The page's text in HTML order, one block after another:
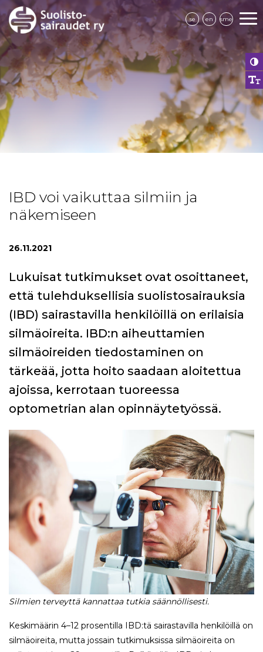
se en sme
IBD voi vaikuttaa silmiin ja
näkemiseen
26.11.2021
Lukuisat tutkimukset ovat osoittaneet,
että tulehduksellisia suolistosairauksia
(IBD) sairastavilla henkilöillä on erilaisia
silmäoireita. IBD:n aiheuttamien
silmäoireiden tiedostaminen on
tärkeää, jotta hoito saadaan aloitettua
ajoissa, kerrotaan tuoreessa
optometrian alan opinnäytetyössä.
Silmien terveyttä kannattaa tutkia säännöllisesti.
Keskimäärin 4–12 prosentilla IBD:tä sairastavilla henkilöillä on
silmäoireita, mutta jossain tutkimuksissa silmäoireita on